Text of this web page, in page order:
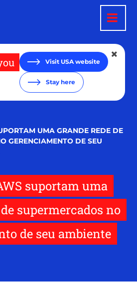
Visit USA website
Stay here
UMA GRANDE REDE DE
GERENCIAMENTO DE SEU
suportam uma
supermercados no
de seu ambiente